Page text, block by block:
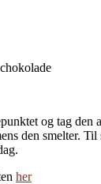
og tag den
den smelter. Til
her